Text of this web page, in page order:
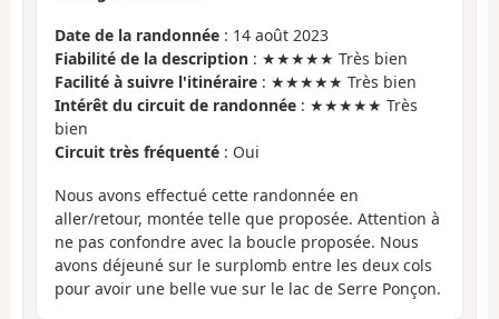
Date de la randonnée : 14 août 2023
Fiabilité de la description : ★★★★★ Très bien
Facilité à suivre l'itinéraire : ★★★★★ Très bien
Intérêt du circuit de randonnée : ★★★★★ Très
bien
Circuit très fréquenté : Oui
Nous avons effectué cette randonnée en
aller/retour, montée telle que proposée. Attention à
ne pas confondre avec la boucle proposée. Nous
avons déjeuné sur le surplomb entre les deux cols
pour avoir une belle vue sur le lac de Serre Ponçon.